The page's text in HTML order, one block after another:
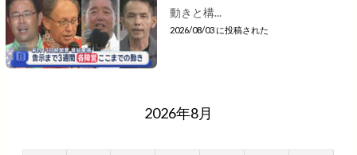
動きと構...
2026/08/03 に投稿された
2026年8月